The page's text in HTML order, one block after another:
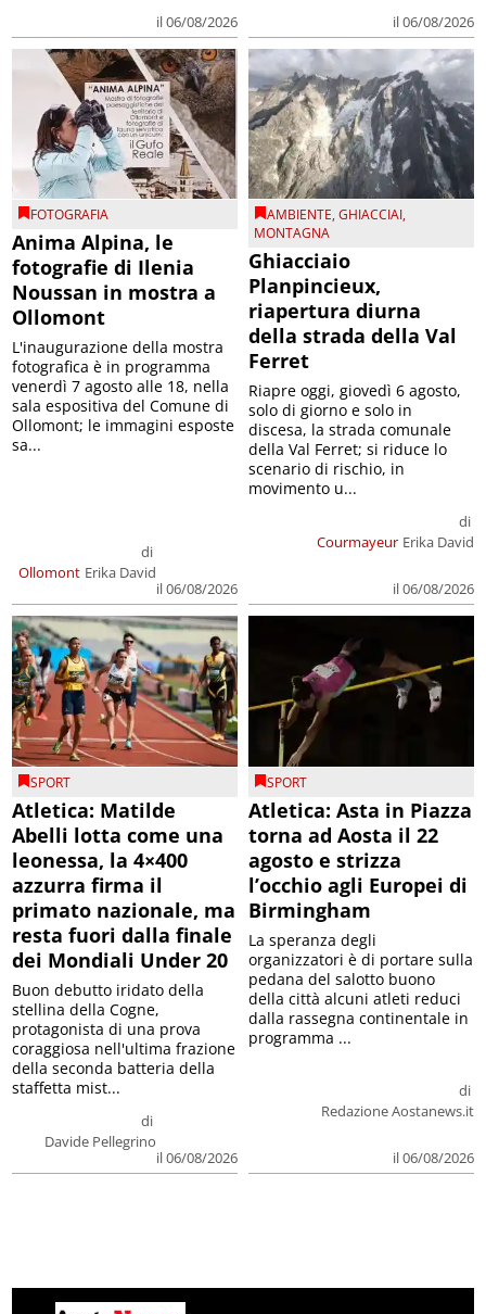
il 06/08/2026 il 06/08/2026
FOTOGRAFIA
Anima Alpina, le
fotografie di Ilenia
Noussan in mostra a
Ollomont
Ollomont
di
Erika David
il 06/08/2026
L'inaugurazione della mostra
fotografica è in programma
venerdì 7 agosto alle 18, nella
sala espositiva del Comune di
Ollomont; le immagini esposte
sa...
AMBIENTE,GHIACCIAI,
MONTAGNA
Ghiacciaio
Planpincieux,
riapertura diurna
della strada della Val
Ferret
Courmayeur
di
Erika David
il 06/08/2026
Riapre oggi, giovedì 6 agosto,
solo di giorno e solo in
discesa, la strada comunale
della Val Ferret; si riduce lo
scenario di rischio, in
movimento u...
SPORT
Atletica: Matilde
Abelli lotta come una
leonessa, la 4×400
azzurra firma il
primato nazionale, ma
resta fuori dalla finale
dei Mondiali Under 20
di
Davide Pellegrino
il 06/08/2026
Buon debutto iridato della
stellina della Cogne,
protagonista di una prova
coraggiosa nell'ultima frazione
della seconda batteria della
staffetta mist...
SPORT
Atletica: Asta in Piazza
torna ad Aosta il 22
agosto e strizza
l’occhio agli Europei di
Birmingham
di
Redazione Aostanews.it
il 06/08/2026
La speranza degli
organizzatori è di portare sulla
pedana del salotto buono
della città alcuni atleti reduci
dalla rassegna continentale in
programma ...